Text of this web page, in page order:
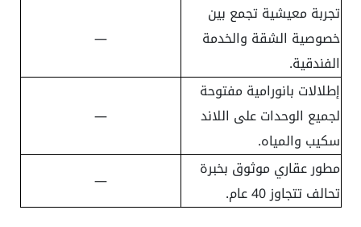
تجربة معيشية تجمع بين
خصوصية الشقة والخدمة
الفندقية.
—
إطلالات بانورامية مفتوحة
لجميع الوحدات على اللاند
سكيب والمياه.
—
مطور عقاري موثوق بخبرة
تحالف تتجاوز 40 عام.
—